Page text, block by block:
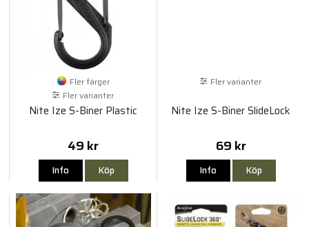
Fler färger
Fler varianter
Nite Ize S-Biner Plastic
49 kr
Info Köp
Fler varianter
Nite Ize S-Biner SlideLock
69 kr
Info Köp